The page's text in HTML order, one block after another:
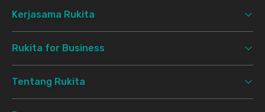
Kerjasama Rukita
Rukita for Business
Tentang Rukita